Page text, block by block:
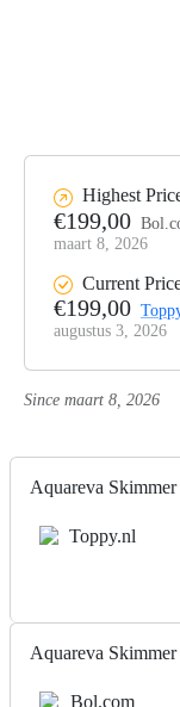
Highest
€199,00
maart 8, 2026
Current
€199,00
augustus 3, 2026
Since maart 8, 2026
Aquareva
Aquareva